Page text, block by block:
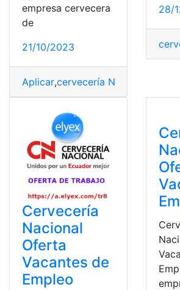
empresa cervecera
de
21/10/2023
Aplicar,cervecería Nacional
28/
Cervecería
Nacional
Oferta
Vacantes de
Empleo